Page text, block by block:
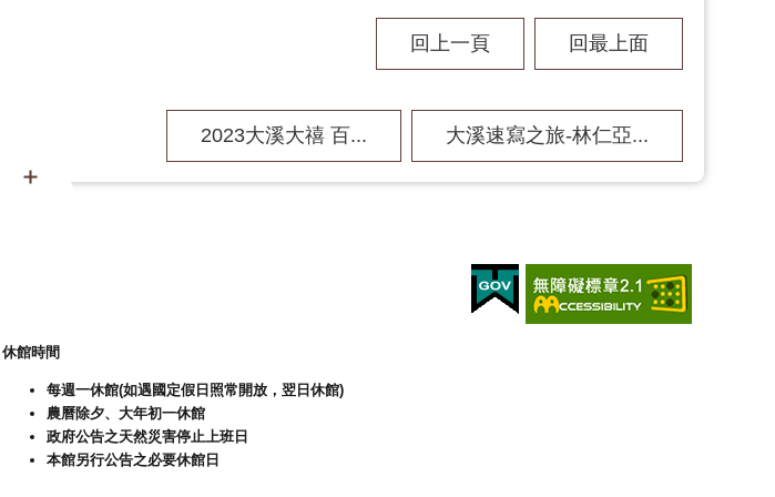
回上一頁 回最上面
2023大溪大禧 百... 大溪速寫之旅-林仁亞...
休館時間
每週一休館(如遇國定假日照常開放，翌日休館)
農曆除夕、大年初一休館
政府公告之天然災害停止上班日
本館另行公告之必要休館日